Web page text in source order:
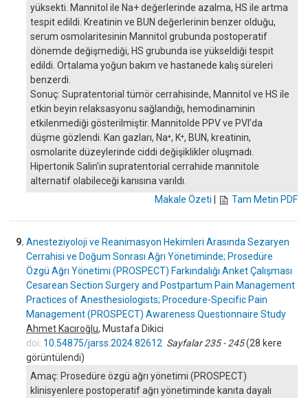
yüksekti. Mannitol ile Na+ değerlerinde azalma, HS ile artma
tespit edildi. Kreatinin ve BUN değerlerinin benzer olduğu,
serum osmolaritesinin Mannitol grubunda postoperatif
dönemde değişmediği, HS grubunda ise yükseldiği tespit
edildi. Ortalama yoğun bakım ve hastanede kalış süreleri
benzerdi.
Sonuç: Supratentorial tümör cerrahisinde, Mannitol ve HS ile
etkin beyin relaksasyonu sağlandığı, hemodinaminin
etkilenmediği gösterilmiştir. Mannitolde PPV ve PVI’da
düşme gözlendi. Kan gazları, Na⁺, K⁺, BUN, kreatinin,
osmolarite düzeylerinde ciddi değişiklikler oluşmadı.
Hipertonik Salin’in supratentorial cerrahide mannitole
alternatif olabileceği kanısına varıldı.
Makale Özeti
Tam Metin PDF
9. Anesteziyoloji ve Reanimasyon Hekimleri Arasında Sezaryen
Cerrahisi ve Doğum Sonrası Ağrı Yönetiminde; Prosedüre
Özgü Ağrı Yönetimi (PROSPECT) Farkındalığı Anket Çalışması
Cesarean Section Surgery and Postpartum Pain Management
Practices of Anesthesiologists; Procedure-Specific Pain
Management (PROSPECT) Awareness Questionnaire Study
Ahmet Kacıroğlu, Mustafa Dikici
doi: 10.54875/jarss.2024.82612 Sayfalar 235 - 245(28 kere
görüntülendi)
Amaç: Prosedüre özgü ağrı yönetimi (PROSPECT)
klinisyenlere postoperatif ağrı yönetiminde kanıta dayalı